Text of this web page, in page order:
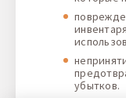
убытков.